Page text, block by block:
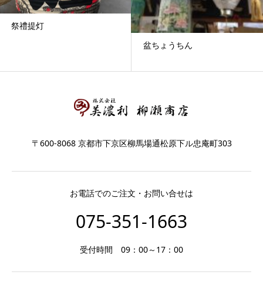
祭禮提灯
盆ちょうちん
〒600-8068 京都市下京区柳馬場通松原下ル忠庵町303
お電話でのご注文・お問い合せは
075-351-1663
受付時間 09：00～17：00